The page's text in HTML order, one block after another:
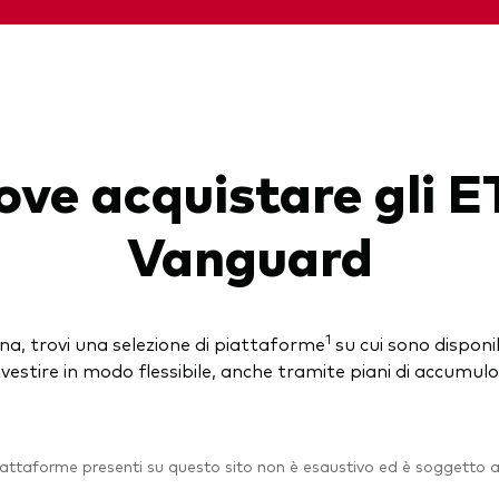
acquistare gli
Vanguard
trovi una selezione di piattaforme1 su cui sono
in modo flessibile, anche tramite piani di
presenti su questo sito non è esaustivo ed è soggetto